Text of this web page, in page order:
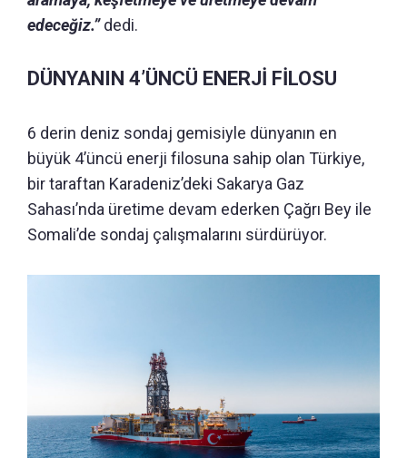
edeceğiz.”dedi.
DÜNYANIN 4’ÜNCÜ ENERJİ FİLOSU
6 derin deniz sondaj gemisiyle dünyanın en
büyük 4’üncü enerji filosuna sahip olan Türkiye,
bir taraftan Karadeniz’deki Sakarya Gaz
Sahası’nda üretime devam ederken Çağrı Bey ile
Somali’de sondaj çalışmalarını sürdürüyor.